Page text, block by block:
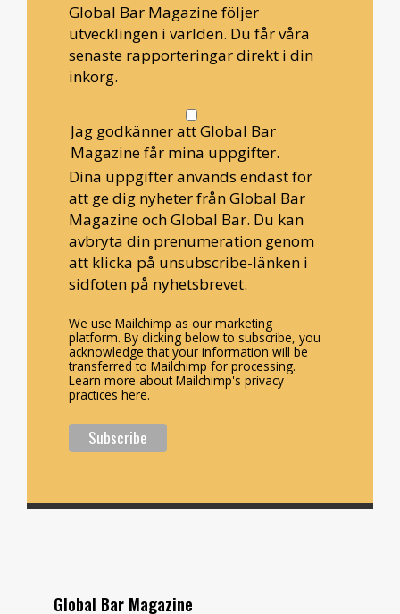
Global Bar Magazine följer
utvecklingen i världen. Du får våra
senaste rapporteringar direkt i din
inkorg.
Jag godkänner att Global Bar
Magazine får mina uppgifter.
Dina uppgifter används endast för
att ge dig nyheter från Global Bar
Magazine och Global Bar. Du kan
avbryta din prenumeration genom
att klicka på unsubscribe-länken i
sidfoten på nyhetsbrevet.
We use Mailchimp as our marketing
platform. By clicking below to subscribe, you
acknowledge that your information will be
transferred to Mailchimp for processing.
Learn more about Mailchimp's privacy
practices here.
Global Bar Magazine